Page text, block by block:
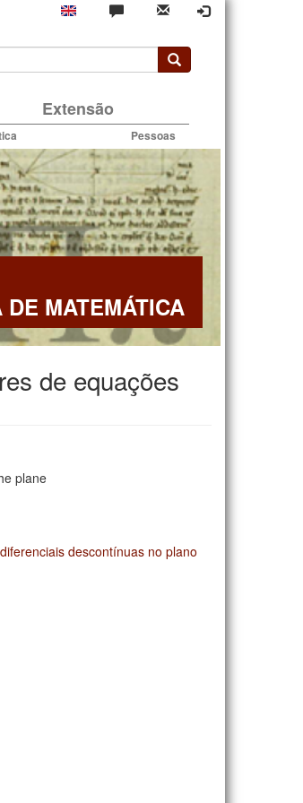
Extensão
Pessoas
MATEMÁTICA
de equações
plane
descontínuas no plano